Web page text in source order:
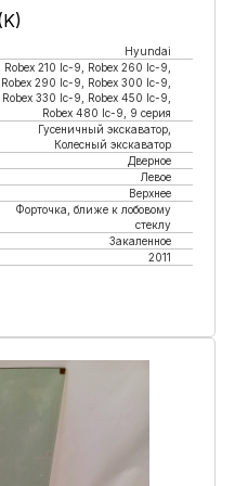
Hyundai
Robeх 210 lc-9, Robex 260 lc-9,
Robex 290 lc-9, Robex 300 lc-9,
Robex 330 lc-9, Robex 450 lc-9,
Robex 480 lc-9, 9 серия
Гусеничный экскаватор,
Колесный экскаватор
Дверное
Левое
Верхнее
Форточка, ближе к лобовому
стеклу
Закаленное
2011